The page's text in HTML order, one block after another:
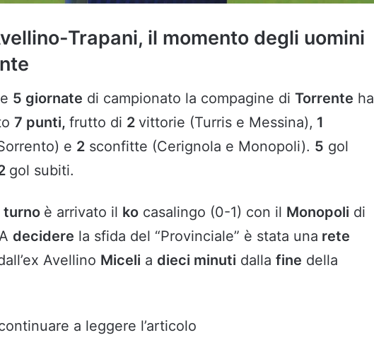
Trapani, il momento degli uomini
5 giornate di campionato la compagine di Torrente ha
7 punti, frutto di 2 vittorie (Turris e Messina), 1
e 2 sconfitte (Cerignola e Monopoli). 5 gol
gol subiti.
turno è arrivato il ko casalingo (0-1) con il Monopoli di
decidere la sfida del “Provinciale” è stata una rete
Avellino Miceli a dieci minuti dalla fine della
a leggere l’articolo